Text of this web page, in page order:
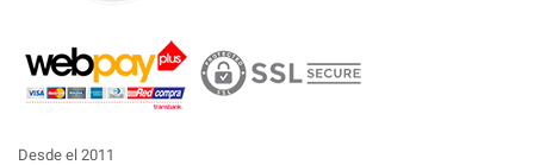
Desde el 2011